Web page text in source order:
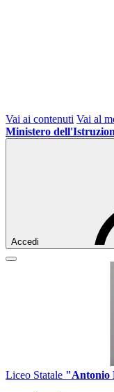
Vai ai contenuti Vai al
Ministero
Accedi
Liceo Statale "Antonio